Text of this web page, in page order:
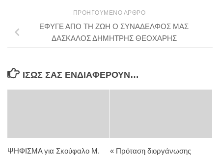
ΠΡΟΗΓΟΎΜΕΝΟ ΆΡΘΡΟ
ΕΦΥΓΕ ΑΠΟ ΤΗ ΖΩΗ Ο ΣΥΝΑΔΕΛΦΟΣ ΜΑΣ
ΔΑΣΚΑΛΟΣ ΔΗΜΗΤΡΗΣ ΘΕΟΧΑΡΗΣ
ΊΣΩΣ ΣΑΣ ΕΝΔΙΑΦΈΡΟΥΝ…
ΨΗΦΙΣΜΑ για Σκούφαλο Μ.
« Πρόταση διοργάνωσης